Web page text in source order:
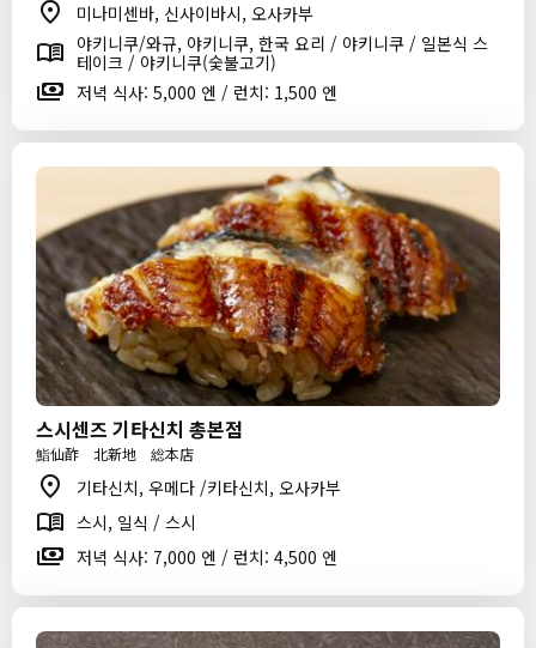
미나미센바, 신사이바시, 오사카부
야키니쿠/와규, 야키니쿠, 한국 요리 / 야키니쿠 / 일본식 스
테이크 / 야키니쿠(숯불고기)
저녁 식사: 5,000 엔 / 런치: 1,500 엔
스시센즈 기타신치 총본점
鮨仙酢 北新地 総本店
기타신치, 우메다 /키타신치, 오사카부
스시, 일식 / 스시
저녁 식사: 7,000 엔 / 런치: 4,500 엔